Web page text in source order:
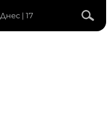
Днес | 17